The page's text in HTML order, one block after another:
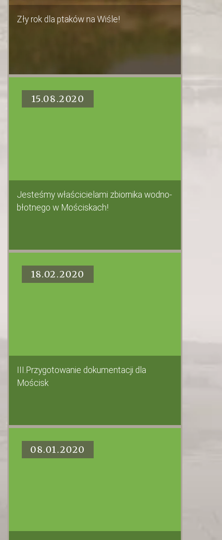
Zły rok dla ptaków na Wiśle!
15.08.2020
Jesteśmy właścicielami zbiornika wodno-
błotnego w Mościskach!
18.02.2020
III.Przygotowanie dokumentacji dla
Mościsk
08.01.2020